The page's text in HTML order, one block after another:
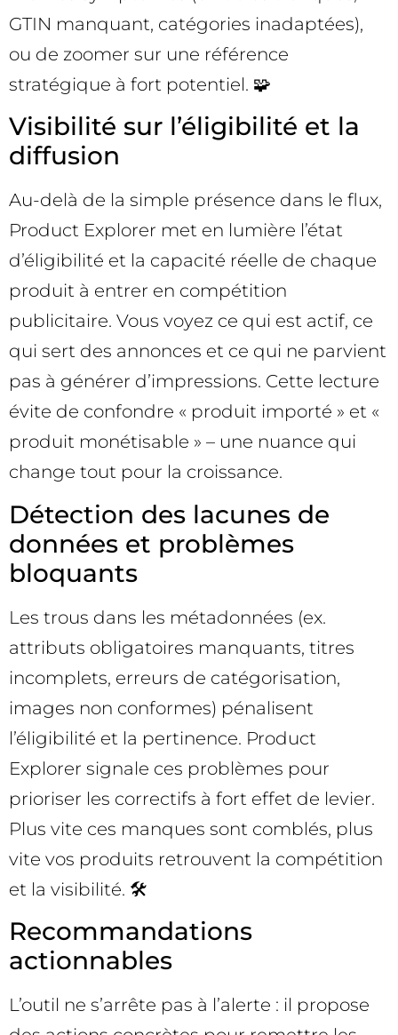
GTIN manquant, catégories inadaptées),
ou de zoomer sur une référence
stratégique à fort potentiel. 🧩
Visibilité sur l’éligibilité et la
diffusion
Au-delà de la simple présence dans le flux,
Product Explorer met en lumière l’état
d’éligibilité et la capacité réelle de chaque
produit à entrer en compétition
publicitaire. Vous voyez ce qui est actif, ce
qui sert des annonces et ce qui ne parvient
pas à générer d’impressions. Cette lecture
évite de confondre « produit importé » et «
produit monétisable » – une nuance qui
change tout pour la croissance.
Détection des lacunes de
données et problèmes
bloquants
Les trous dans les métadonnées (ex.
attributs obligatoires manquants, titres
incomplets, erreurs de catégorisation,
images non conformes) pénalisent
l’éligibilité et la pertinence. Product
Explorer signale ces problèmes pour
prioriser les correctifs à fort effet de levier.
Plus vite ces manques sont comblés, plus
vite vos produits retrouvent la compétition
et la visibilité. 🛠️
Recommandations
actionnables
L’outil ne s’arrête pas à l’alerte : il propose